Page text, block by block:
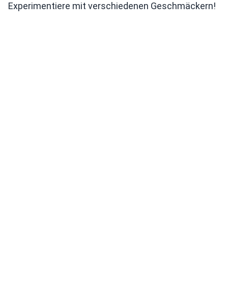
Experimentiere mit verschiedenen Geschmäckern!